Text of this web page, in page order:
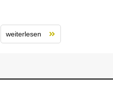
weiterlesen